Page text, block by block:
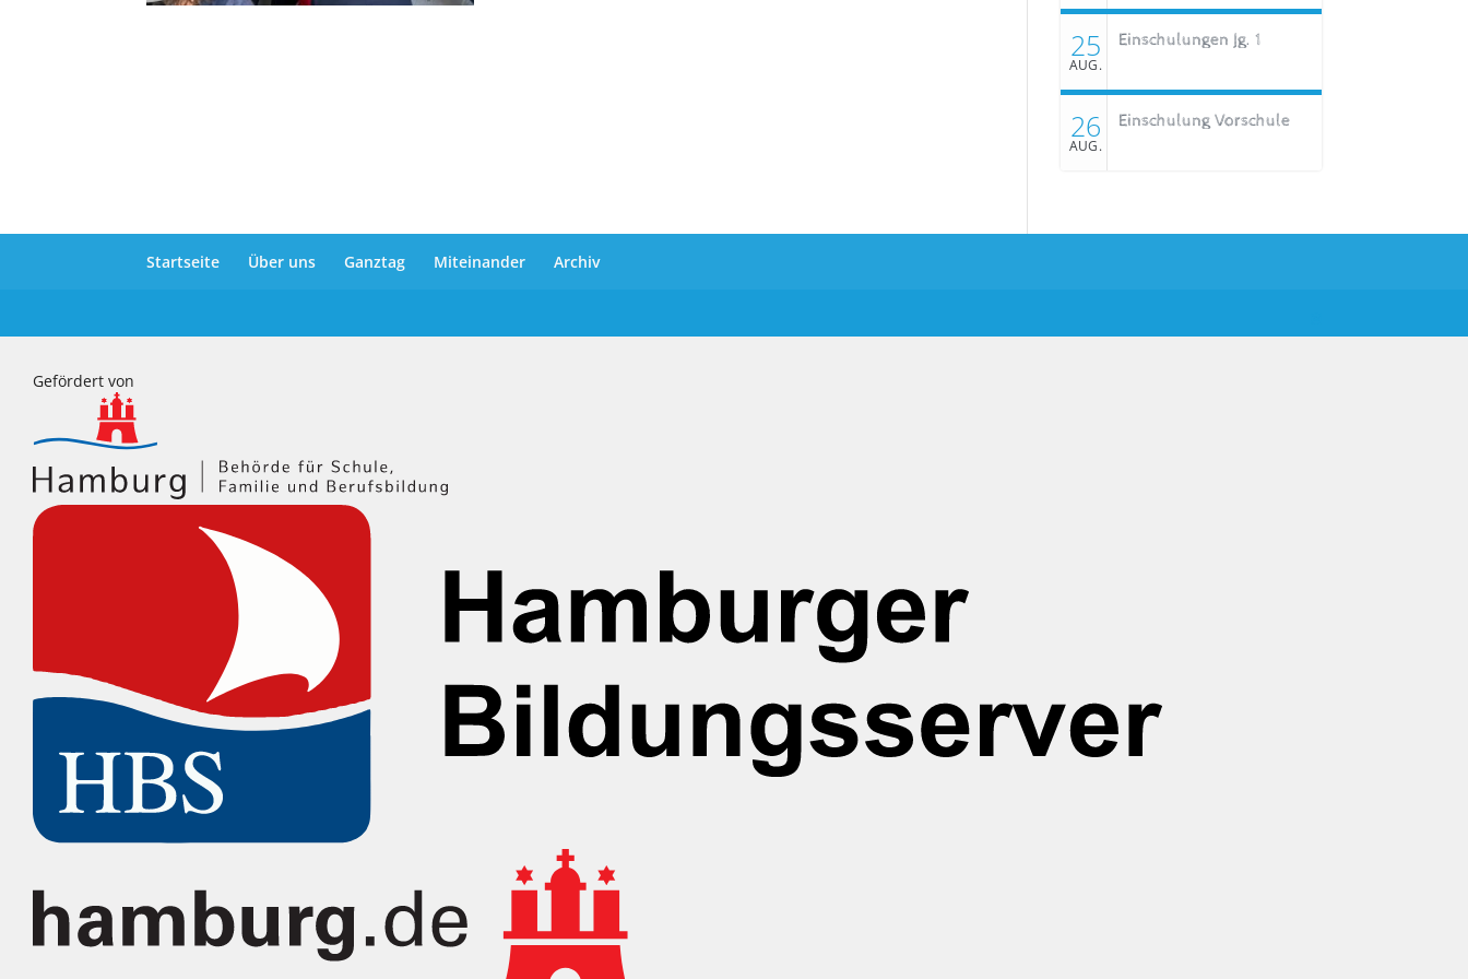
25
AUG.
Einschulungen Jg. 1
26
AUG.
Einschulung Vorschule
Startseite Über uns Ganztag Miteinander Archiv
Gefördert von